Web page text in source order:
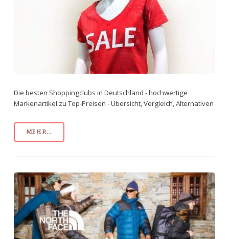
Die besten Shoppingclubs in Deutschland - hochwertige
Markenartikel zu Top-Preisen - Übersicht, Vergleich, Alternativen
MEHR...